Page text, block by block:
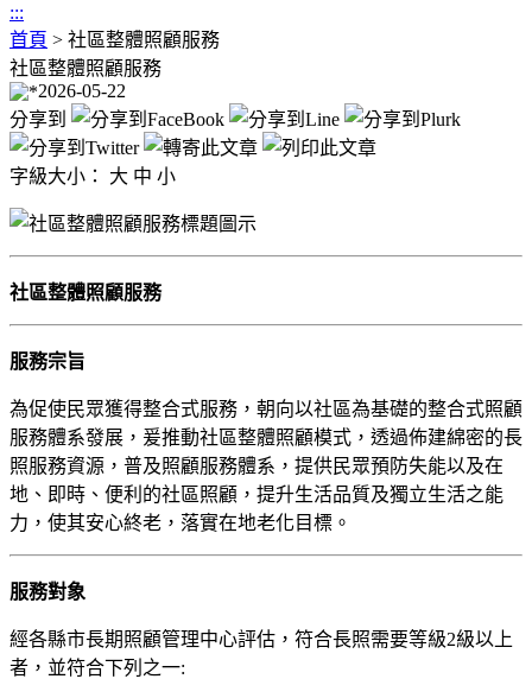
:::
首頁 > 社區整體照顧服務
社區整體照顧服務
2026-05-22
分享到
字級大小： 大 中 小
社區整體照顧服務
服務宗旨
為促使民眾獲得整合式服務，朝向以社區為基礎的整合式照顧
服務體系發展，爰推動社區整體照顧模式，透過佈建綿密的長
照服務資源，普及照顧服務體系，提供民眾預防失能以及在
地、即時、便利的社區照顧，提升生活品質及獨立生活之能
力，使其安心終老，落實在地老化目標。
服務對象
經各縣市長期照顧管理中心評估，符合長照需要等級2級以上
者，並符合下列之一: